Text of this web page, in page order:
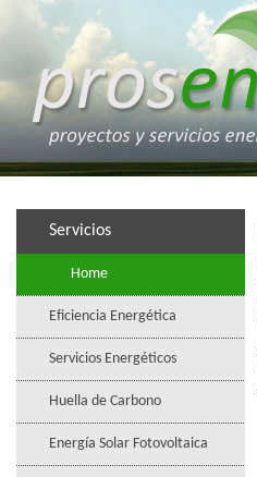
Servicios
Home
Eficiencia Energética
Servicios Energéticos
Huella de Carbono
Energía Solar Fotovoltaica